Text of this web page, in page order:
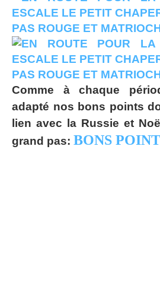
Comme à chaque
adapté nos bons points
lien avec la Russie et
grand pas: BONS